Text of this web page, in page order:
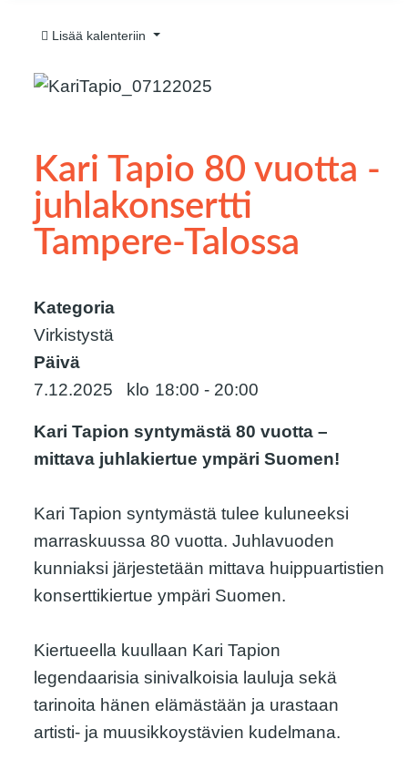
Lisää kalenteriin
Kari Tapio 80 vuotta -
juhlakonsertti
Tampere-Talossa
Kategoria
Virkistystä
Päivä
7.12.2025
18:00 - 20:00
Kari Tapion syntymästä 80 vuotta –
mittava juhlakiertue ympäri Suomen!
Kari Tapion syntymästä tulee kuluneeksi
marraskuussa 80 vuotta. Juhlavuoden
kunniaksi järjestetään mittava huippuartistien
konserttikiertue ympäri Suomen.
Kiertueella kuullaan Kari Tapion
legendaarisia sinivalkoisia lauluja sekä
tarinoita hänen elämästään ja urastaan
artisti- ja muusikkoystävien kudelmana.